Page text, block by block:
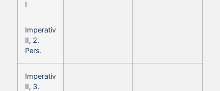
I
Imperativ
II, 2.
Pers.
Imperativ
II, 3.